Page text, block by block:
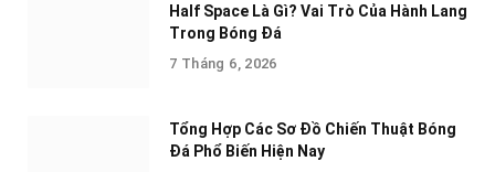
Half Space Là Gì? Vai Trò Của Hành Lang
Trong Bóng Đá
7 Tháng 6, 2026
Tổng Hợp Các Sơ Đồ Chiến Thuật Bóng
Đá Phổ Biến Hiện Nay